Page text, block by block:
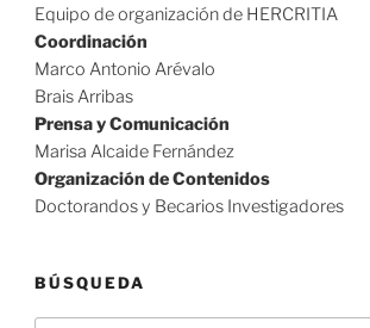
Equipo de organización de HERCRITIA
Coordinación
Marco Antonio Arévalo
Brais Arribas
Prensa y Comunicación
Marisa Alcaide Fernández
Organización de Contenidos
Doctorandos y Becarios Investigadores
BÚSQUEDA